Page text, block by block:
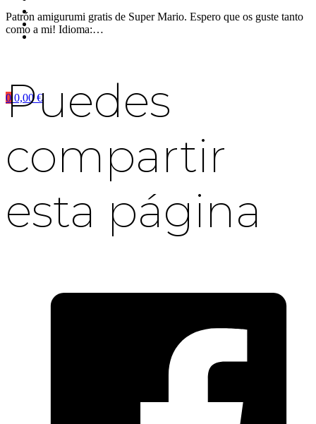
0 0,00€
Patrón amigurumi gratis de Super Mario. Espero que os guste tanto
como a mi! Idioma:…
Puedes
compartir
esta página